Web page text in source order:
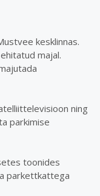
kesklinnas.
majal.
ning
parkimise
toonides
parkettkattega